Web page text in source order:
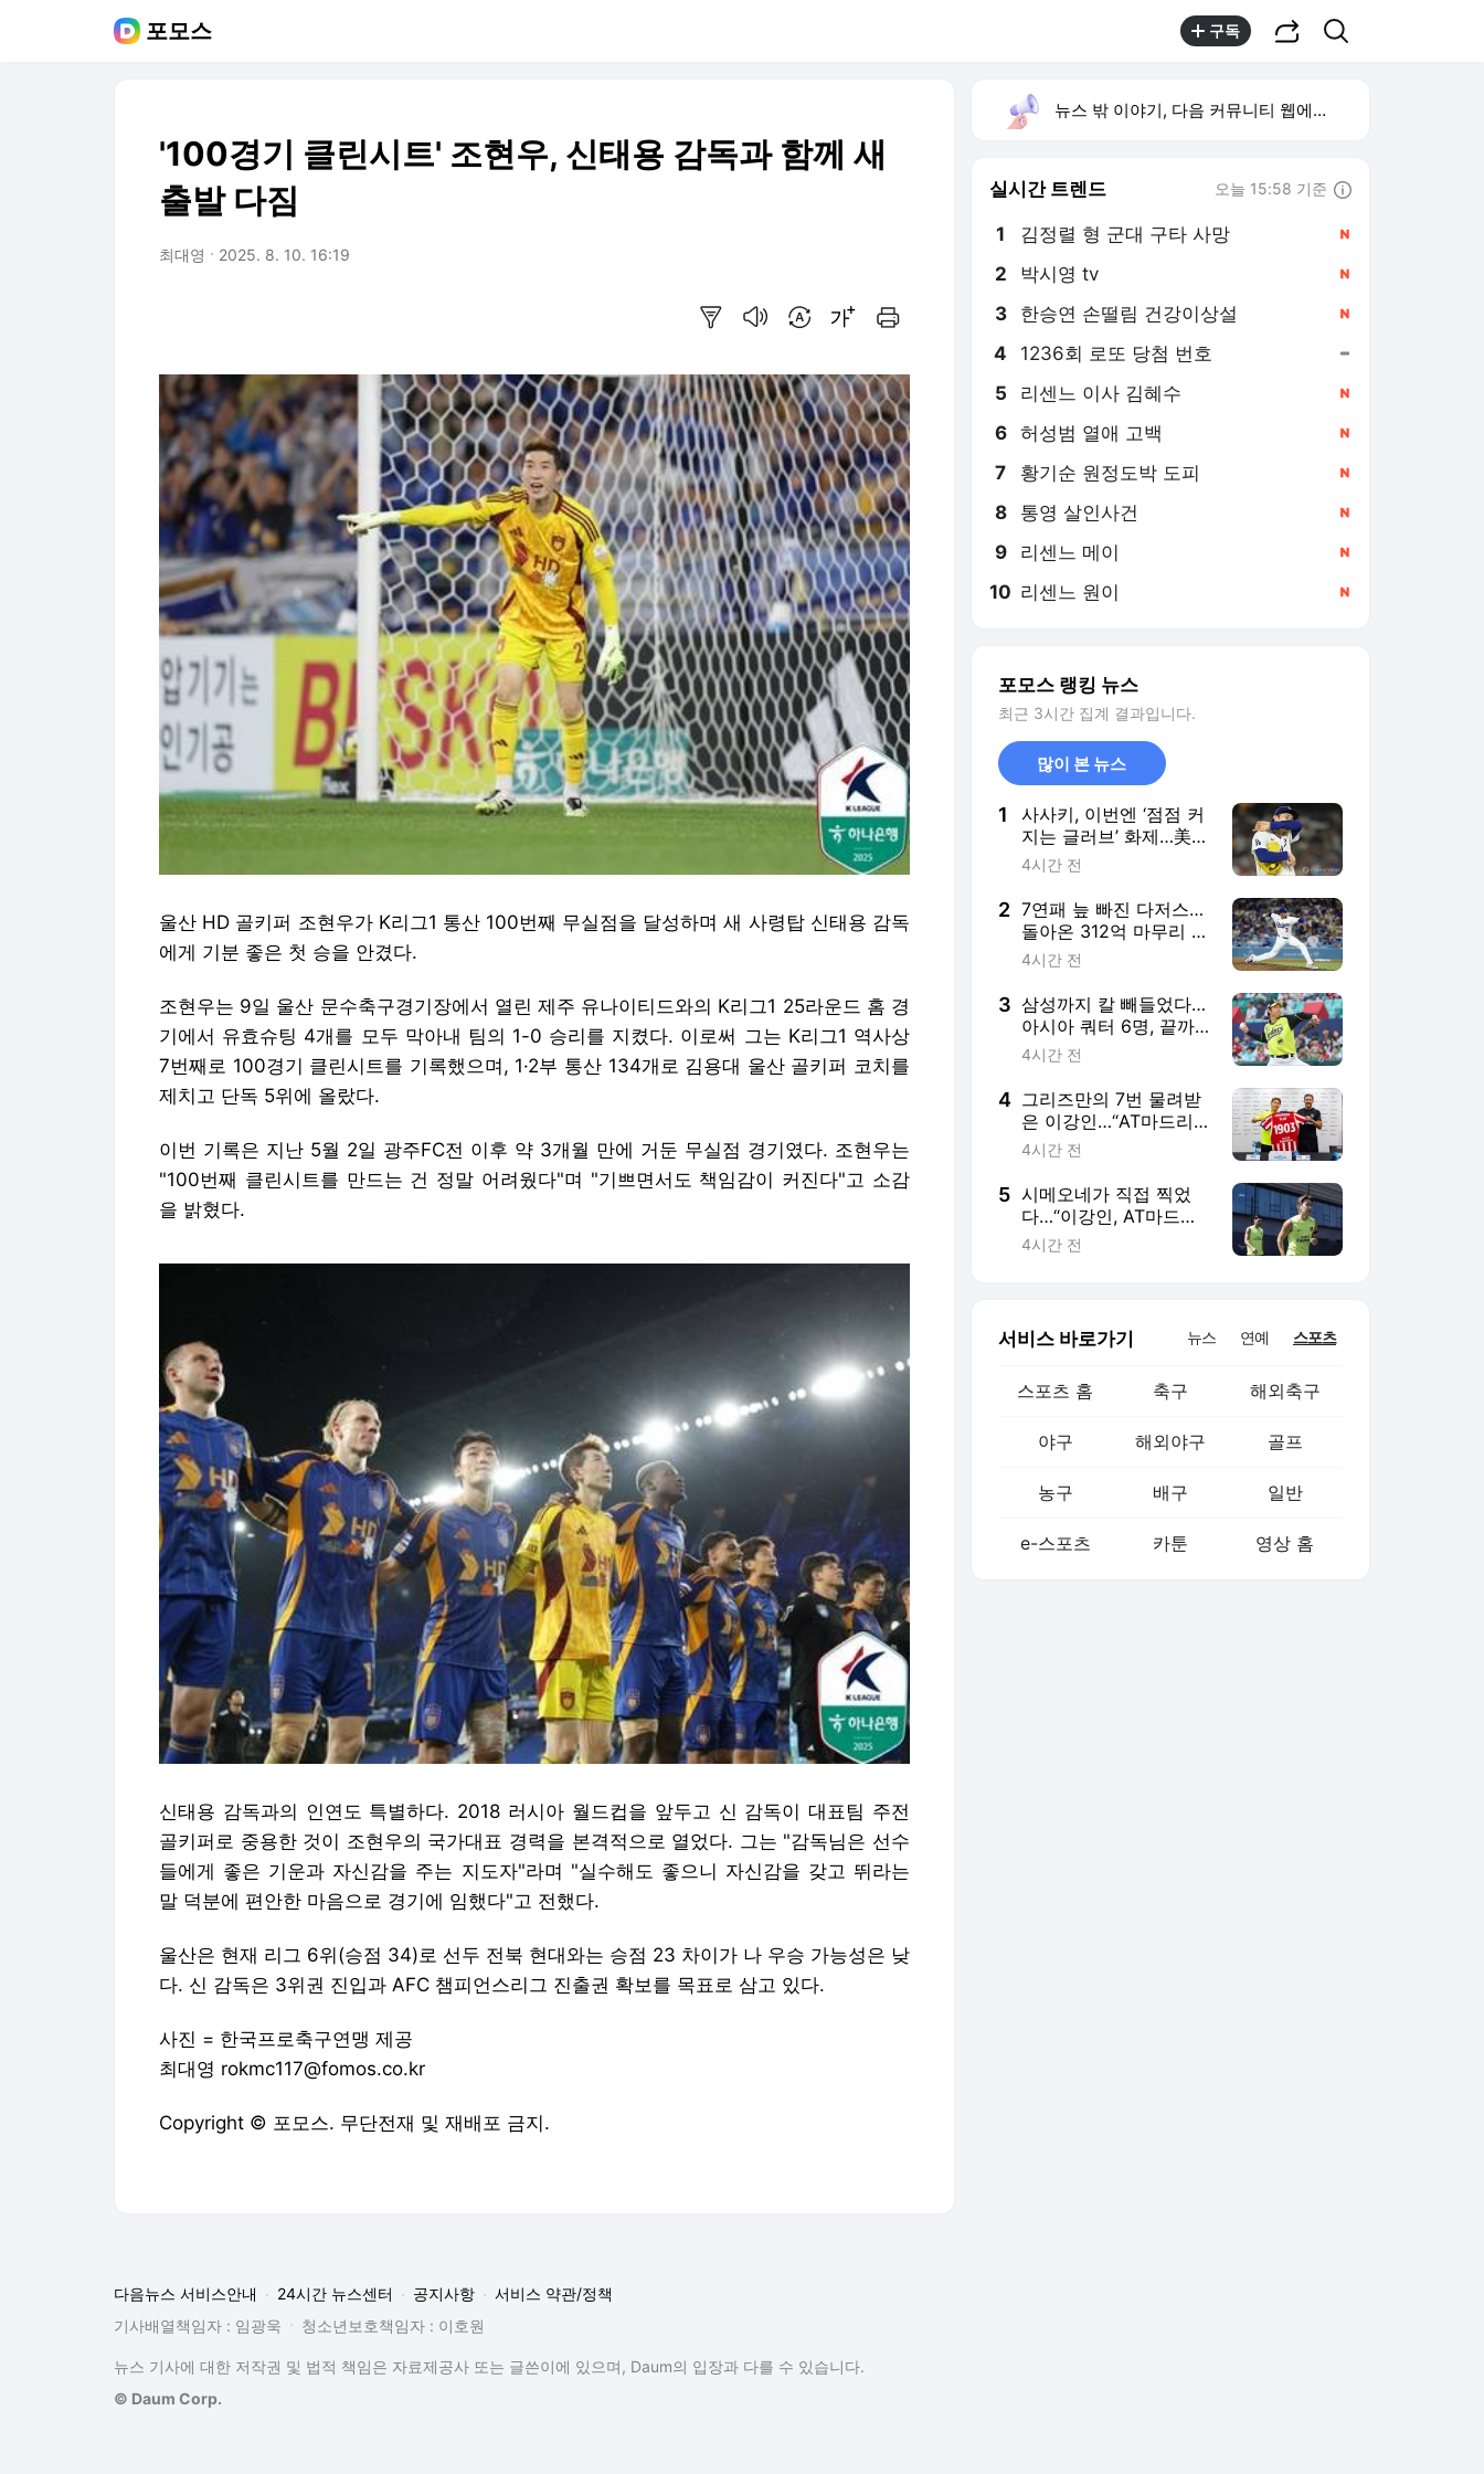
포모스 구독
'100경기 클린시트' 조현우, 신태용 감독과 함께 새
출발 다짐
최대영 2025. 8. 10. 16:19
울산 HD 골키퍼 조현우가 K리그1 통산 100번째 무실점을 달성하며 새 사령탑 신태용 감독
에게 기분 좋은 첫 승을 안겼다.
조현우는 9일 울산 문수축구경기장에서 열린 제주 유나이티드와의 K리그1 25라운드 홈 경
기에서 유효슈팅 4개를 모두 막아내 팀의 1-0 승리를 지켰다. 이로써 그는 K리그1 역사상
7번째로 100경기 클린시트를 기록했으며, 1·2부 통산 134개로 김용대 울산 골키퍼 코치를
제치고 단독 5위에 올랐다.
이번 기록은 지난 5월 2일 광주FC전 이후 약 3개월 만에 거둔 무실점 경기였다. 조현우는
"100번째 클린시트를 만드는 건 정말 어려웠다"며 "기쁘면서도 책임감이 커진다"고 소감
을 밝혔다.
신태용 감독과의 인연도 특별하다. 2018 러시아 월드컵을 앞두고 신 감독이 대표팀 주전
골키퍼로 중용한 것이 조현우의 국가대표 경력을 본격적으로 열었다. 그는 "감독님은 선수
들에게 좋은 기운과 자신감을 주는 지도자"라며 "실수해도 좋으니 자신감을 갖고 뛰라는
말 덕분에 편안한 마음으로 경기에 임했다"고 전했다.
울산은 현재 리그 6위(승점 34)로 선두 전북 현대와는 승점 23 차이가 나 우승 가능성은 낮
다. 신 감독은 3위권 진입과 AFC 챔피언스리그 진출권 확보를 목표로 삼고 있다.
사진 = 한국프로축구연맹 제공
최대영 rokmc117@fomos.co.kr
Copyright © 포모스. 무단전재 및 재배포 금지.
뉴스 밖 이야기, 다음 커뮤니티 웹에서 보기
실시간 트렌드 오늘 15:58 기준
1 김정렬 형 군대 구타 사망
2 박시영 tv
4 1236회 로또 당첨 번호
5 리센느 이사 김혜수
6 허성범 열애 고백
7 황기순 원정도박 도피
8 통영 살인사건
9 리센느 메이
10 리센느 원이
포모스 랭킹 뉴스
최근 3시간 집계 결과입니다.
많이 본 뉴스
1
사사키, 이번엔 ‘점점 커
지는 글러브’ 화제…美
기자도 “가장 웃긴 소재”
4시간 전
2 7연패 늪 빠진 다저스…
돌아온 312억 마무리 디
아스가 또 무너졌다
4시간 전
3 삼성까지 칼 빼들었다…
아시아 쿼터 6명, 끝까
지 살아남을까
4시간 전
4 그리즈만의 7번 물려받
은 이강인…“AT마드리
드서 120% 쏟겠다”
4시간 전
5 시메오네가 직접 찍었
다…“이강인, AT마드리
드에 꼭 필요한 선수”
4시간 전
서비스 바로가기 뉴스 연예 스포츠
스포츠 홈 축구 해외축구
야구 해외야구 골프
농구 배구 일반
e-스포츠 카툰 영상 홈
다음뉴스 서비스안내 24시간 뉴스센터 공지사항
서비스 약관/정책
기사배열책임자 : 임광욱
청소년보호책임자 : 이호원
뉴스 기사에 대한 저작권 및 법적 책임은 자료제공사 또는 글쓴이에 있으며, Daum의 입장과 다를 수 있습니다.
© Daum Corp.